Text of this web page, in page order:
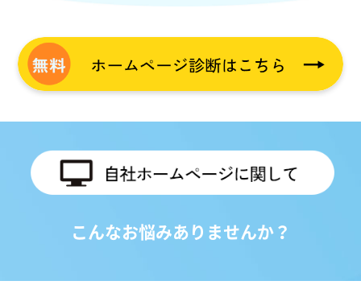
こんなお悩みありませんか？